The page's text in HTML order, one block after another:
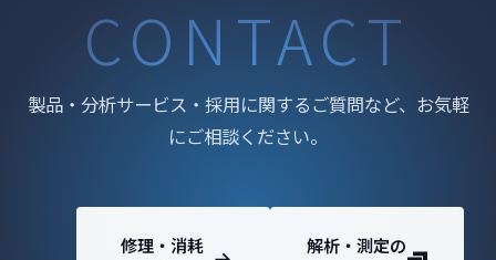
CONTACT
製品・分析サービス・採用に関するご質問など、お気軽
にご相談ください。
修理・消耗
解析・測定の